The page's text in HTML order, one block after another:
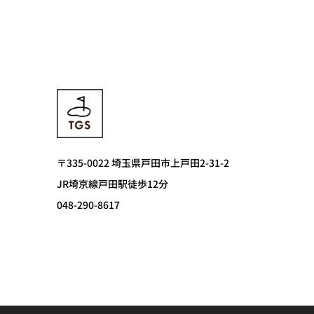
〒335-0022 埼玉県戸田市上戸田2-31-2
JR埼京線戸田駅徒歩12分
048-290-8617